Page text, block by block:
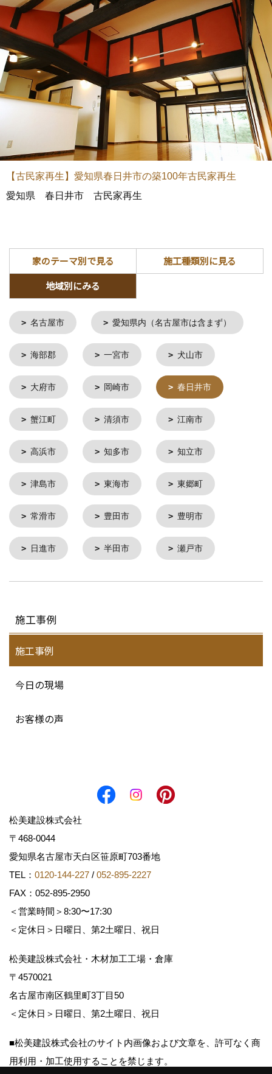
【古民家再生】愛知県春日井市の築100年古民家再生
愛知県 春日井市 古民家再生
家のテーマ別で見る
施工種類別に見る
地域別にみる
名古屋市 愛知県内（名古屋市は含まず）
海部郡 一宮市 犬山市
大府市 岡崎市 春日井市
蟹江町 清須市 江南市
高浜市 知多市 知立市
津島市 東海市 東郷町
常滑市 豊田市 豊明市
日進市 半田市 瀬戸市
施工事例
施工事例
今日の現場
お客様の声
松美建設株式会社
〒468-0044
愛知県名古屋市天白区笹原町703番地
TEL： 0120-144-227 / 052-895-2227
FAX：052-895-2950
＜営業時間＞8:30〜17:30
＜定休日＞日曜日、第2土曜日、祝日
松美建設株式会社・木材加工工場・倉庫
〒4570021
名古屋市南区鶴里町3丁目50
＜定休日＞日曜日、第2土曜日、祝日
■松美建設株式会社のサイト内画像および文章を、許可なく商
用利用・加工使用することを禁じます。